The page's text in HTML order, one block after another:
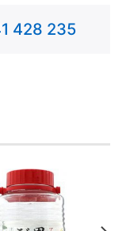
428 235